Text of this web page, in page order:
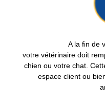
A la fin de
votre vétérinaire doit
chien ou votre chat.
espace client ou